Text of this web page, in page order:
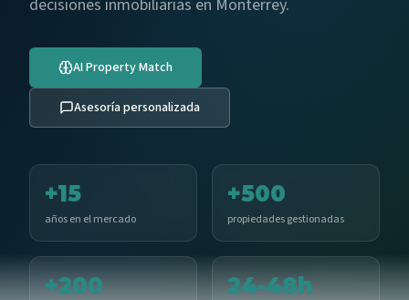
decisiones inmobiliarias en Monterrey.
AI Property Match
Asesoría personalizada
+15
años en el mercado
+500
propiedades gestionadas
+200 24-48h